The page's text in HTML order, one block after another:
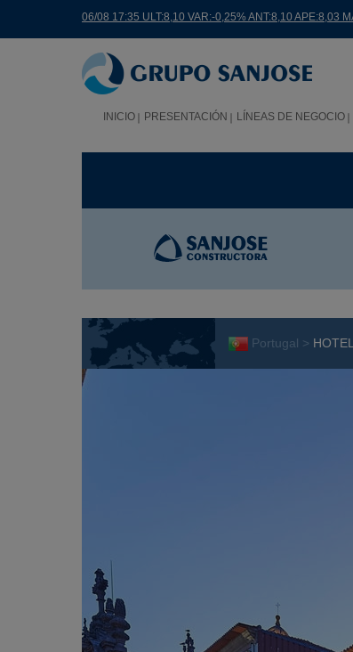
06/08 17:35 ULT:8,10 VAR:-0,25% ANT:8,10 APE:8,03
INICIO PRESENTACIÓN LÍNEAS DE NEGOCIO
Portugal >